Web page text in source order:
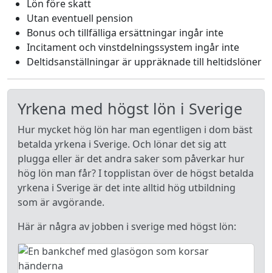
Lön före skatt
Utan eventuell pension
Bonus och tillfälliga ersättningar ingår inte
Incitament och vinstdelningssystem ingår inte
Deltidsanställningar är uppräknade till heltidslöner
Yrkena med högst lön i Sverige
Hur mycket hög lön har man egentligen i dom bäst
betalda yrkena i Sverige. Och lönar det sig att
plugga eller är det andra saker som påverkar hur
hög lön man får? I topplistan över de högst betalda
yrkena i Sverige är det inte alltid hög utbildning
som är avgörande.
Här är några av jobben i sverige med högst lön: